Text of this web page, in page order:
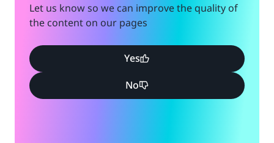
Let us know so we can improve the quality of
the content on our pages
Yes
No